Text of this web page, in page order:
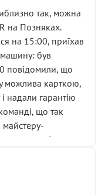
Раніше міняв у
хороше
гайок під
“старі гайки, які
( надіюсь
вже не
саме її цей сервіс
так, можна
на Позняках.
на 15:00, приїхав
машину: був
повідомили, що
можлива карткою,
надали гарантію
що так
та по суті.